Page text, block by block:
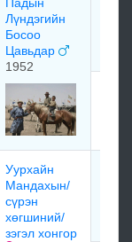
Падын
Лүндэгийн
Босоо
Цавьдар
1952
Уурхайн
Мандахын/
сүрэн
хөгшиний/
зэгэл хонгор